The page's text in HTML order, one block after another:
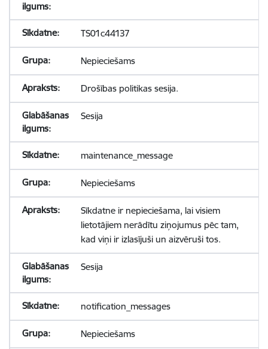
TS01c44137
Nepieciešams
Drošības politikas sesija.
Sesija
maintenance_message
Nepieciešams
Sīkdatne ir nepieciešama, lai visiem
lietotājiem nerādītu ziņojumus pēc tam,
kad viņi ir izlasījuši un aizvēruši tos.
Sesija
notification_messages
Nepieciešams